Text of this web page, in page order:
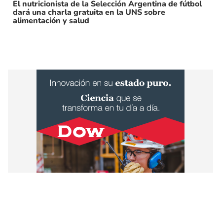
El nutricionista de la Selección Argentina de fútbol
dará una charla gratuita en la UNS sobre
alimentación y salud